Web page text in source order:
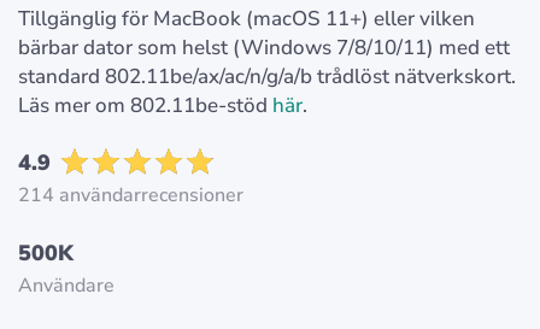
Tillgänglig för MacBook (macOS 11+) eller vilken
bärbar dator som helst (Windows 7/8/10/11) med ett
standard 802.11be/ax/ac/n/g/a/b trådlöst nätverkskort.
Läs mer om 802.11be-stöd här.
4.9
214 användarrecensioner
500K
Användare